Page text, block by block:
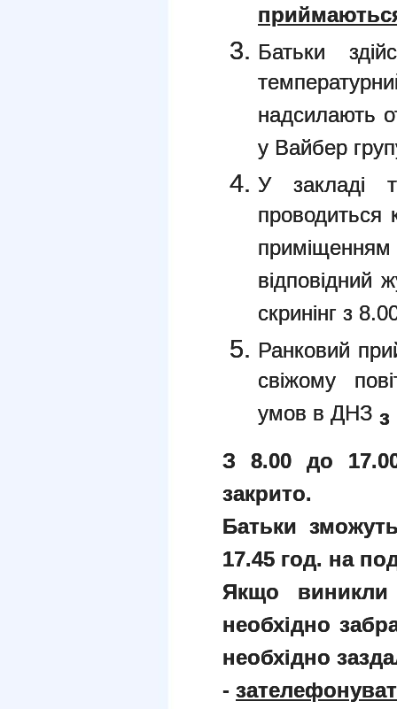
Батьки
надсилають
у Вайбер
У закладі
проводиться
відповідний
скринінг з
Ранковий
свіжому
умов в ДНЗ з
З 8.00 до 1
закрито.
Батьки
17.45 год. на
Якщо виникли
необхідно
необхідно
-